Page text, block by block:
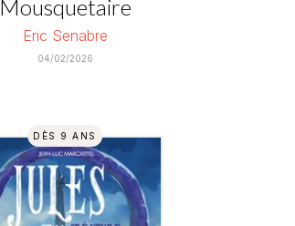
Mousquetaire
Eric Senabre
04/02/2026
DÈS 9 ANS